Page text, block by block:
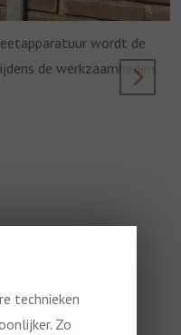
wordt de
de werkzaamheden
weerskanten van de
en de palen langs
technieken
Zo